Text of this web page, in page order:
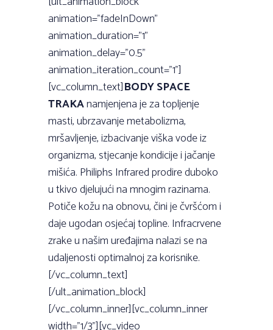
animation=”fadeInDown”
animation_duration=”1”
animation_delay=”0.5”
animation_iteration_count=”1”]
[vc_column_text]BODY SPACE
TRAKAnamjenjena je za topljenje
masti, ubrzavanje metabolizma,
mršavljenje, izbacivanje viška vode iz
organizma, stjecanje kondicije i jačanje
mišića. Philiphs Infrared prodire duboko
u tkivo djelujući na mnogim razinama.
Potiče kožu na obnovu, čini je čvršćom i
daje ugodan osjećaj topline. Infracrvene
zrake u našim uređajima nalazi se na
udaljenosti optimalnoj za korisnike.
[/vc_column_text]
[/ult_animation_block]
[/vc_column_inner][vc_column_inner
width=”1/3”][vc_video